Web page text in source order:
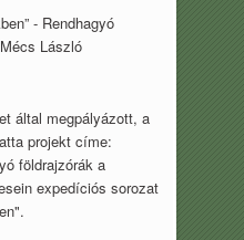
- Rendhagyó
László
által megpályázott, a
projekt címe:
földrajzórák a
expedíciós sorozat